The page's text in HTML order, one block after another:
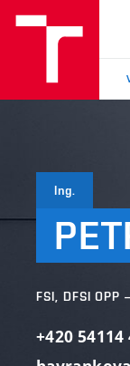
Ing.
FSI, DFSI OPP
+420 54114